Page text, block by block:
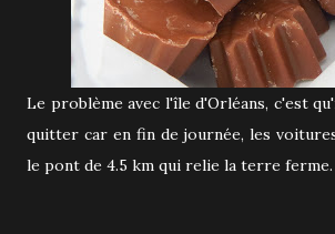
Le problème avec l'île d'Orléans, c'est
quitter car en fin de journée, les
le pont de 4.5 km qui relie la terre ferme.